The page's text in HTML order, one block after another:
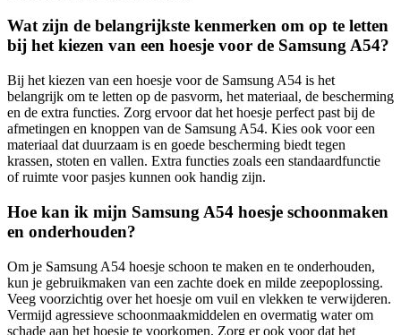
Wat zijn de belangrijkste kenmerken om op te letten
bij het kiezen van een hoesje voor de Samsung A54?
Bij het kiezen van een hoesje voor de Samsung A54 is het
belangrijk om te letten op de pasvorm, het materiaal, de bescherming
en de extra functies. Zorg ervoor dat het hoesje perfect past bij de
afmetingen en knoppen van de Samsung A54. Kies ook voor een
materiaal dat duurzaam is en goede bescherming biedt tegen
krassen, stoten en vallen. Extra functies zoals een standaardfunctie
of ruimte voor pasjes kunnen ook handig zijn.
Hoe kan ik mijn Samsung A54 hoesje schoonmaken
en onderhouden?
Om je Samsung A54 hoesje schoon te maken en te onderhouden,
kun je gebruikmaken van een zachte doek en milde zeepoplossing.
Veeg voorzichtig over het hoesje om vuil en vlekken te verwijderen.
Vermijd agressieve schoonmaakmiddelen en overmatig water om
schade aan het hoesje te voorkomen. Zorg er ook voor dat het